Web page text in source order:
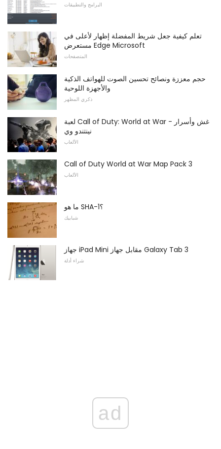
البرامج والتطبيقات
تعلم كيفية جعل شريط المفضلة إظهار لأعلى في
مستعرض Edge Microsoft
المتصفحات
حجم معززة ونصائح تحسين الصوت للهواتف الذكية
والأجهزة اللوحية
ذكري المظهر
لعبة Call of Duty: World at War غش وأسرار -
نينتندو وي
الألعاب
Call of Duty World at War Map Pack 3
الألعاب
ما هو SHA-1؟
شبابيك
جهاز iPad Mini مقابل جهاز Galaxy Tab 3
شراء أدلة
ad